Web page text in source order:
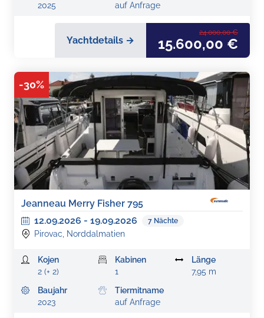
2025
auf Anfrage
Yachtdetails →
24.000,00 €
15.600,00 €
-30%
Jeanneau Merry Fisher 795
12.09.2026 - 19.09.2026 7 Nächte
Pirovac, Norddalmatien
Kojen
2 (+ 2)
Kabinen
1
Länge
7,95 m
Baujahr
2023
Tiermitname
auf Anfrage